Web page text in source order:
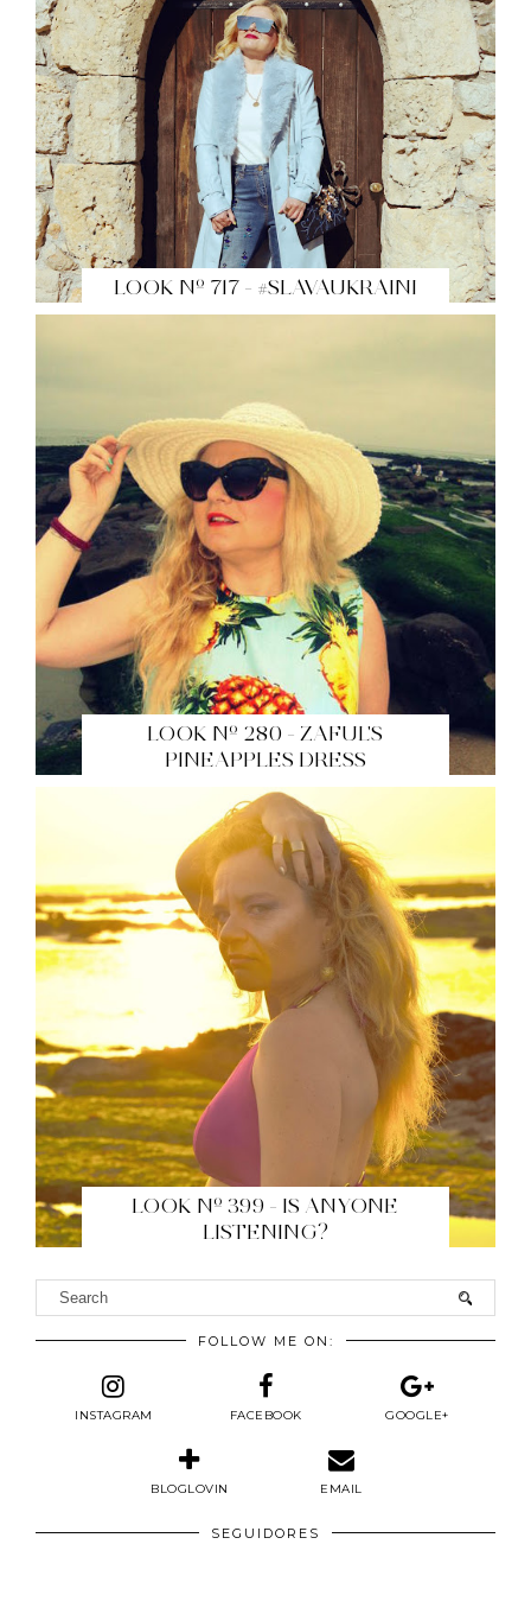
LOOK Nº 717 - #SLAVAUKRAINI
LOOK Nº 280 - ZAFUL'S
PINEAPPLES DRESS
LOOK Nº 399 - IS ANYONE
LISTENING?
FOLLOW ME ON:
INSTAGRAM FACEBOOK GOOGLE+
BLOGLOVIN EMAIL
SEGUIDORES